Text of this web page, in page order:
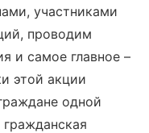
участниками
проводим
и самое главное –
этой акции
одной